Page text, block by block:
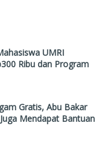
UMRI
Ribu dan Program
Gratis, Abu Bakar
Mendapat Bantuan